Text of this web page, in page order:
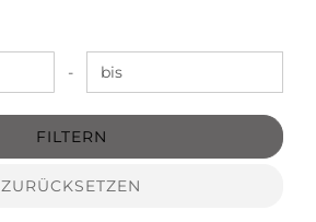
-
FILTERN
ZURÜCKSETZEN